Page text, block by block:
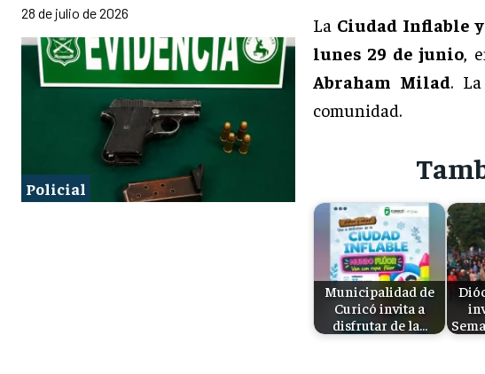
28 de julio de 2026
Policial
La Ciudad Inflable
lunes 29 de junio,
Abraham Milad.
comunidad.
Municipalidad de
Curicó invita a
disfrutar de la…